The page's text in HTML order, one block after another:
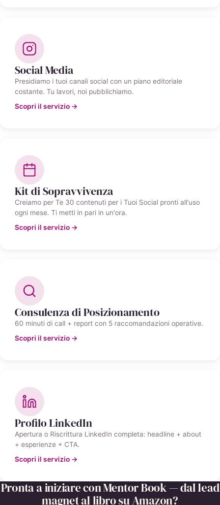
Social Media
Presidiamo i tuoi canali social con un piano editoriale
costante. Tu lavori, noi pubblichiamo.
Scopri il servizio →
Kit di Sopravvivenza
Creiamo per Te 30 contenuti per i Tuoi Social pronti all'uso
ogni mese. Ti metti in pari in un'ora.
Scopri il servizio →
Consulenza di Posizionamento
60 minuti di call + report con 5 raccomandazioni operative.
Scopri il servizio →
Profilo LinkedIn
Apertura o Riscrittura LinkedIn completa: headline + about
+ esperienze + CTA.
Scopri il servizio →
Pronta a iniziare con Mentor Book — dal lead
magnet al libro su Amazon?